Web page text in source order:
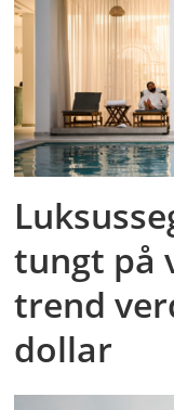
tungt på
trend
dollar